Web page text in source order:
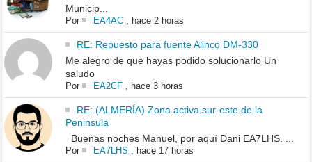
Municip...
Por EA4AC, hace 2 horas
RE: Repuesto para fuente Alinco DM-330
Me alegro de que hayas podido solucionarlo Un
saludo
Por EA2CF, hace 3 horas
RE: (ALMERÍA) Zona activa sur-este de la
Peninsula
Buenas noches Manuel, por aquí Dani EA7LHS. ...
Por EA7LHS hace 17 horas